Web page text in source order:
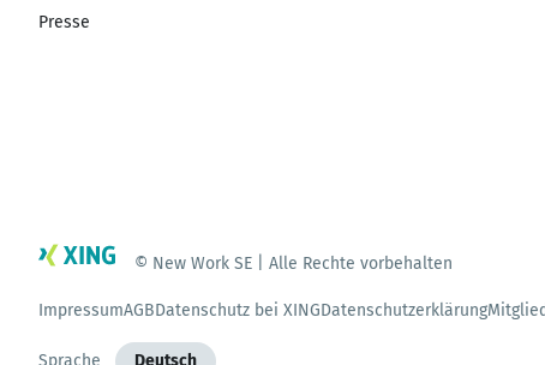
Presse
© New Work SE | Alle Rechte vorbehalten
ImpressumAGBDatenschutz bei XINGDatenschutzerklärung
Sprache Deutsch